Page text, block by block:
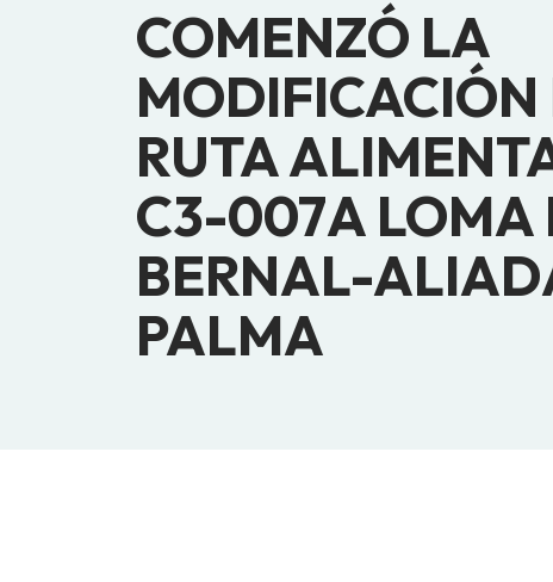
COMENZÓ LA
MODIFICACIÓN
RUTA
C3-007A LOMA
BERNAL-
PALMA